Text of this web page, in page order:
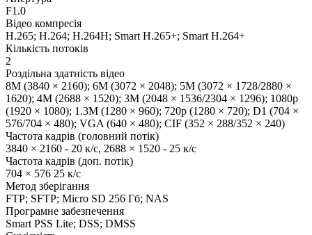
F1.0
Відео компресія
H.265; H.264; H.264H; Smart H.265+; Smart H.264+
Кількість потоків
2
Роздільна здатність відео
8M (3840 × 2160); 6M (3072 × 2048); 5M (3072 × 1728/2880 ×
1620); 4M (2688 × 1520); 3M (2048 × 1536/2304 × 1296); 1080p
(1920 × 1080); 1.3M (1280 × 960); 720p (1280 × 720); D1 (704 ×
576/704 × 480); VGA (640 × 480); CIF (352 × 288/352 × 240)
Частота кадрів (головний потік)
3840 × 2160 - 20 к/с, 2688 × 1520 - 25 к/с
Частота кадрів (доп. потік)
704 × 576 25 к/с
Метод зберігання
FTP; SFTP; Micro SD 256 Гб; NAS
Програмне забезпечення
Smart PSS Lite; DSS; DMSS